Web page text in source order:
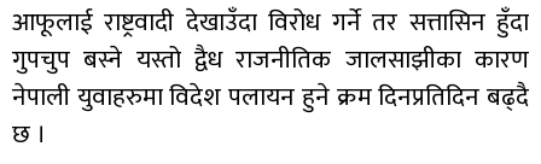
आफूलाई राष्ट्रवादी देखाउँदा विरोध गर्ने तर सत्तासिन हुँदा
गुपचुप बस्ने यस्तो द्वैध राजनीतिक जालसाझीका कारण
नेपाली युवाहरुमा विदेश पलायन हुने क्रम दिनप्रतिदिन बढ्दै
छ ।